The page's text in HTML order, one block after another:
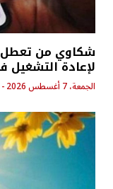
شكاوي من تعطل
لإعادة
الجمعة، 7 أغسطس 2026 - 8:13 ص